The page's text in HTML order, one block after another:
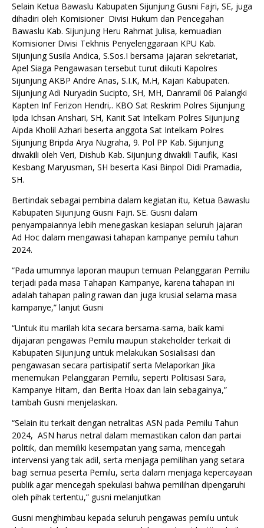
Selain Ketua Bawaslu Kabupaten Sijunjung Gusni Fajri, SE, juga
dihadiri oleh Komisioner Divisi Hukum dan Pencegahan
Bawaslu Kab. Sijunjung Heru Rahmat Julisa, kemuadian
Komisioner Divisi Tekhnis Penyelenggaraan KPU Kab.
Sijunjung Susila Andica, S.Sos.I bersama jajaran sekretariat,
Apel Siaga Pengawasan tersebut turut diikuti Kapolres
Sijunjung AKBP Andre Anas, S.I.K, M.H, Kajari Kabupaten.
Sijunjung Adi Nuryadin Sucipto, SH, MH, Danramil 06 Palangki
Kapten Inf Ferizon Hendri,. KBO Sat Reskrim Polres Sijunjung
Ipda Ichsan Anshari, SH, Kanit Sat Intelkam Polres Sijunjung
Aipda Kholil Azhari beserta anggota Sat Intelkam Polres
Sijunjung Bripda Arya Nugraha, 9. Pol PP Kab. Sijunjung
diwakili oleh Veri, Dishub Kab. Sijunjung diwakili Taufik, Kasi
Kesbang Maryusman, SH beserta Kasi Binpol Didi Pramadia,
SH.
Bertindak sebagai pembina dalam kegiatan itu, Ketua Bawaslu
Kabupaten Sijunjung Gusni Fajri. SE. Gusni dalam
penyampaiannya lebih menegaskan kesiapan seluruh jajaran
Ad Hoc dalam mengawasi tahapan kampanye pemilu tahun
2024.
“Pada umumnya laporan maupun temuan Pelanggaran Pemilu
terjadi pada masa Tahapan Kampanye, karena tahapan ini
adalah tahapan paling rawan dan juga krusial selama masa
kampanye,” lanjut Gusni
“Untuk itu marilah kita secara bersama-sama, baik kami
dijajaran pengawas Pemilu maupun stakeholder terkait di
Kabupaten Sijunjung untuk melakukan Sosialisasi dan
pengawasan secara partisipatif serta Melaporkan Jika
menemukan Pelanggaran Pemilu, seperti Politisasi Sara,
Kampanye Hitam, dan Berita Hoax dan lain sebagainya,”
tambah Gusni menjelaskan.
“Selain itu terkait dengan netralitas ASN pada Pemilu Tahun
2024, ASN harus netral dalam memastikan calon dan partai
politik, dan memiliki kesempatan yang sama, mencegah
intervensi yang tak adil, serta menjaga pemilihan yang setara
bagi semua peserta Pemilu, serta dalam menjaga kepercayaan
publik agar mencegah spekulasi bahwa pemilihan dipengaruhi
oleh pihak tertentu,” gusni melanjutkan
Gusni menghimbau kepada seluruh pengawas pemilu untuk